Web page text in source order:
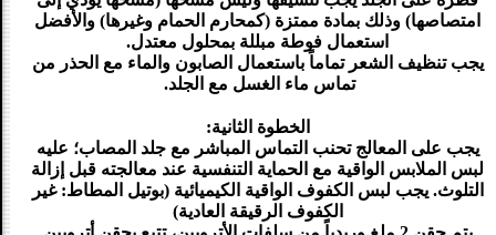
امتصاصها) وذلك بمادة ممتزة (كمحارم الحمام وغيرها) والأفضل
استعمال فوطة مبللة بمحلول معتدل.
يجب تنظيف الشعر تماماً باستعمال الصابون والماء مع الحذر من
تماس ماء الغسل مع الجلد.
الخطوة الثانية:
يجب على المعالج تحنب التماس المباشر مع جلد المصاب؛ عليه
لبس الملابس الواقية مع الحماية التنفسية عند معالجته قبل إزالة
التلوث. يجب لبس الكفوف الواقية الكيميائية (بوتيل المطاط: غير
الكفوف الرقيقة العادية)